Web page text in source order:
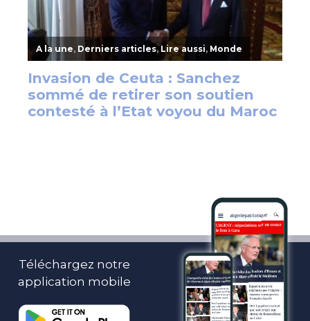
Téléchargez notre
application mobile